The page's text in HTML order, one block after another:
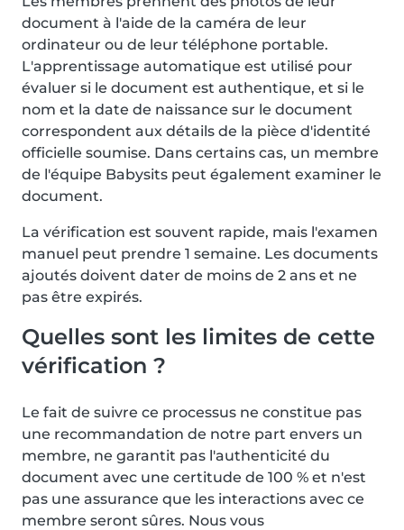
document à l'aide de la caméra de leur
ordinateur ou de leur téléphone portable.
L'apprentissage automatique est utilisé pour
évaluer si le document est authentique, et si le
nom et la date de naissance sur le document
correspondent aux détails de la pièce d'identité
officielle soumise. Dans certains cas, un membre
de l'équipe Babysits peut également examiner le
document.
La vérification est souvent rapide, mais l'examen
manuel peut prendre 1 semaine. Les documents
ajoutés doivent dater de moins de 2 ans et ne
pas être expirés.
Quelles sont les limites de cette
vérification ?
Le fait de suivre ce processus ne constitue pas
une recommandation de notre part envers un
membre, ne garantit pas l'authenticité du
document avec une certitude de 100 % et n'est
pas une assurance que les interactions avec ce
membre seront sûres. Nous vous